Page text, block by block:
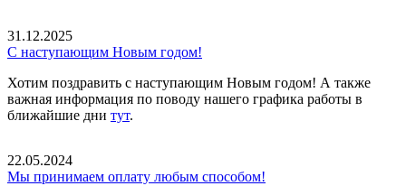
31.12.2025
С наступающим Новым годом!
Хотим поздравить с наступающим Новым годом! А также
важная информация по поводу нашего графика работы в
ближайшие дни тут.
22.05.2024
Мы принимаем оплату любым способом!